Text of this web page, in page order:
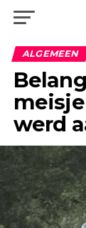
ALGEMEEN
werd